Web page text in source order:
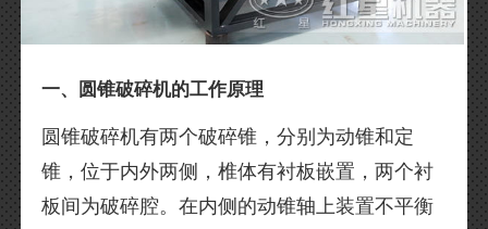
一、圆锥破碎机的工作原理
圆锥破碎机有两个破碎锥，分别为动锥和定
锥，位于内外两侧，椎体有衬板嵌置，两个衬
板间为破碎腔。在内侧的动锥轴上装置不平衡